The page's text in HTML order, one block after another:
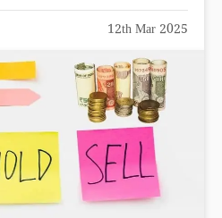
12th Mar 2025